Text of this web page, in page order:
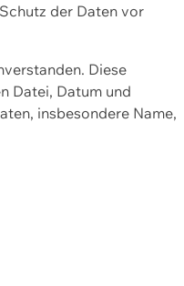
der Daten vor
Diese
Datei, Datum und
insbesondere Name,